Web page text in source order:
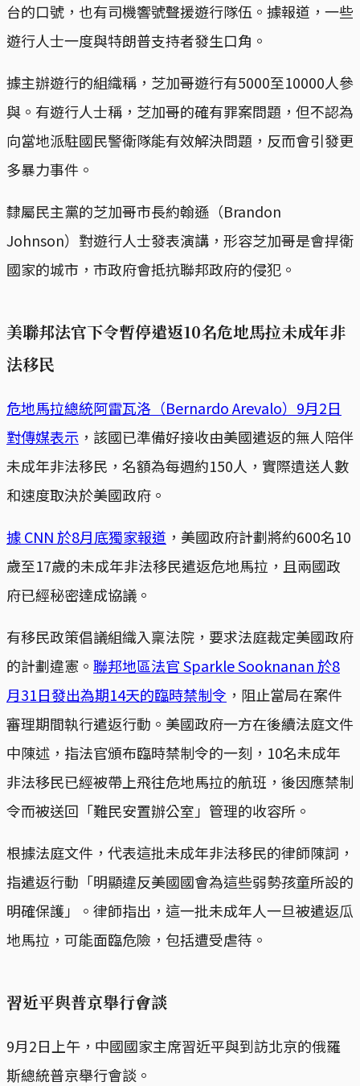
台的口號，也有司機響號聲援遊行隊伍。據報道，一些
遊行人士一度與特朗普支持者發生口角。
據主辦遊行的組織稱，芝加哥遊行有5000至10000人參
與。有遊行人士稱，芝加哥的確有罪案問題，但不認為
向當地派駐國民警衛隊能有效解決問題，反而會引發更
多暴力事件。
隸屬民主黨的芝加哥市長約翰遜（Brandon
Johnson）對遊行人士發表演講，形容芝加哥是會捍衛
國家的城市，市政府會抵抗聯邦政府的侵犯。
美聯邦法官下令暫停遣返10名危地馬拉未成年非
法移民
危地馬拉總統阿雷瓦洛（Bernardo Arevalo）9月2日
對傳媒表示 ，該國已準備好接收由美國遣返的無人陪伴
未成年非法移民，名額為每週約150人，實際遺送人數
和速度取決於美國政府。
據 CNN 於8月底獨家報道 ，美國政府計劃將約600名10
歲至17歲的未成年非法移民遣返危地馬拉，且兩國政
府已經秘密達成協議。
有移民政策倡議組織入稟法院，要求法庭裁定美國政府
的計劃違憲。 聯邦地區法官 Sparkle Sooknanan 於8
月31日發出為期14天的臨時禁制令 ，阻止當局在案件
審理期間執行遣返行動。美國政府一方在後續法庭文件
中陳述，指法官頒布臨時禁制令的一刻，10名未成年
非法移民已經被帶上飛往危地馬拉的航班，後因應禁制
令而被送回「難民安置辦公室」管理的收容所。
根據法庭文件，代表這批未成年非法移民的律師陳詞，
指遣返行動「明顯違反美國國會為這些弱勢孩童所設的
明確保護」。律師指出，這一批未成年人一旦被遣返瓜
地馬拉，可能面臨危險，包括遭受虐待。
習近平與普京舉行會談
9月2日上午，中國國家主席習近平與到訪北京的俄羅
斯總統普京舉行會談。